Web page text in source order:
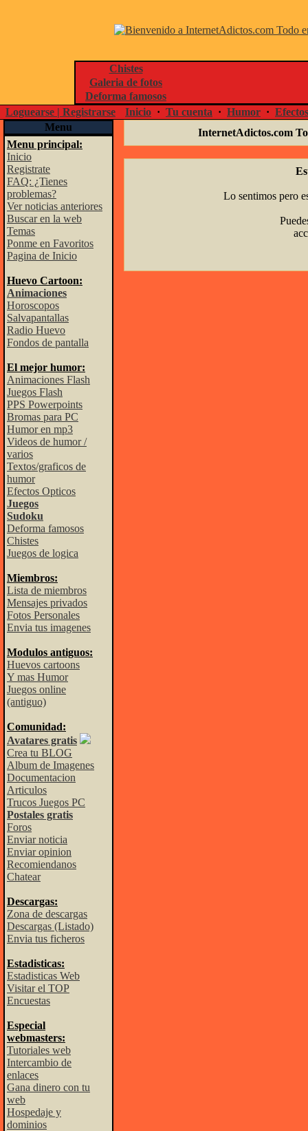
Chistes
Galeria de fotos
Deforma famosos
Loguearse | Registrarse
Inicio · Tu cuenta · Humor ·
Menu
Menu principal:
Inicio
Registrate
FAQ: ¿Tienes
problemas?
Ver noticias anteriores
Buscar en la web
Temas
Ponme en Favoritos
Pagina de Inicio
Huevo Cartoon:
Animaciones
Horoscopos
Salvapantallas
Radio Huevo
Fondos de pantalla
El mejor humor:
Animaciones Flash
Juegos Flash
PPS Powerpoints
Bromas para PC
Humor en mp3
Videos de humor /
varios
Textos/graficos de
humor
Efectos Opticos
Juegos
Sudoku
Deforma famosos
Chistes
Juegos de logica
Miembros:
Lista de miembros
Mensajes privados
Fotos Personales
Envia tus imagenes
Modulos antiguos:
Huevos cartoons
Y mas Humor
Juegos online
(antiguo)
Comunidad:
Avatares gratis
Crea tu BLOG
Album de Imagenes
Documentacion
Articulos
Trucos Juegos PC
Postales gratis
Foros
Enviar noticia
Enviar opinion
Recomiendanos
Chatear
Descargas:
Zona de descargas
Descargas (Listado)
Envia tus ficheros
Estadisticas:
Estadisticas Web
Visitar el TOP
Encuestas
Especial
webmasters:
Tutoriales web
Intercambio de
enlaces
Gana dinero con tu
web
Hospedaje y
dominios
InternetAdictos.com
Lo sentimos pero